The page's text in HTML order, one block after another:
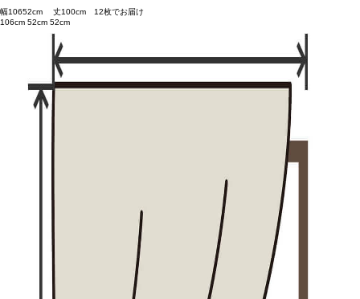
幅10652cm 丈100cm 12枚でお届け
106cm 52cm 52cm